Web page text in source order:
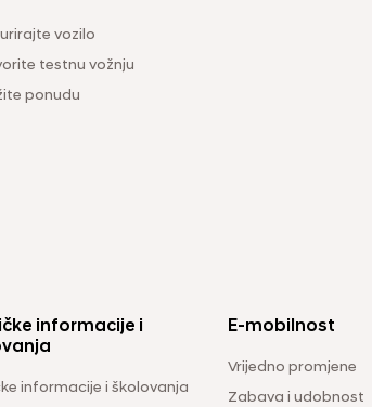
vozilo
testnu vožnju
ponudu
informacije i
informacije i školovanja
E-mobilnost
Vrijedno promjene
Zabava i udobnost